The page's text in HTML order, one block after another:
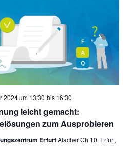
leicht gemacht:
zum Ausprobieren
2024 um 13:30 bis 16:30
ErfurtAlacher Ch 10, Erfurt,